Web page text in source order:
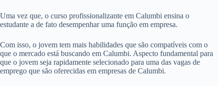
Uma vez que, o curso profissionalizante em Calumbi ensina o
estudante a de fato desempenhar uma função em empresa.
Com isso, o jovem tem mais habilidades que são compatíveis com o
que o mercado está buscando em Calumbi. Aspecto fundamental para
que o jovem seja rapidamente selecionado para uma das vagas de
emprego que são oferecidas em empresas de Calumbi.